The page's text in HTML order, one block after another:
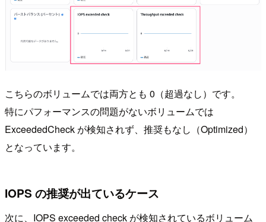
こちらのボリュームでは両方とも 0（超過なし）です。
特にパフォーマンスの問題がないボリュームでは
ExceededCheck が検知されず、推奨もなし（Optimized）
となっています。
IOPS の推奨が出ているケース
次に、IOPS exceeded check が検知されているボリューム